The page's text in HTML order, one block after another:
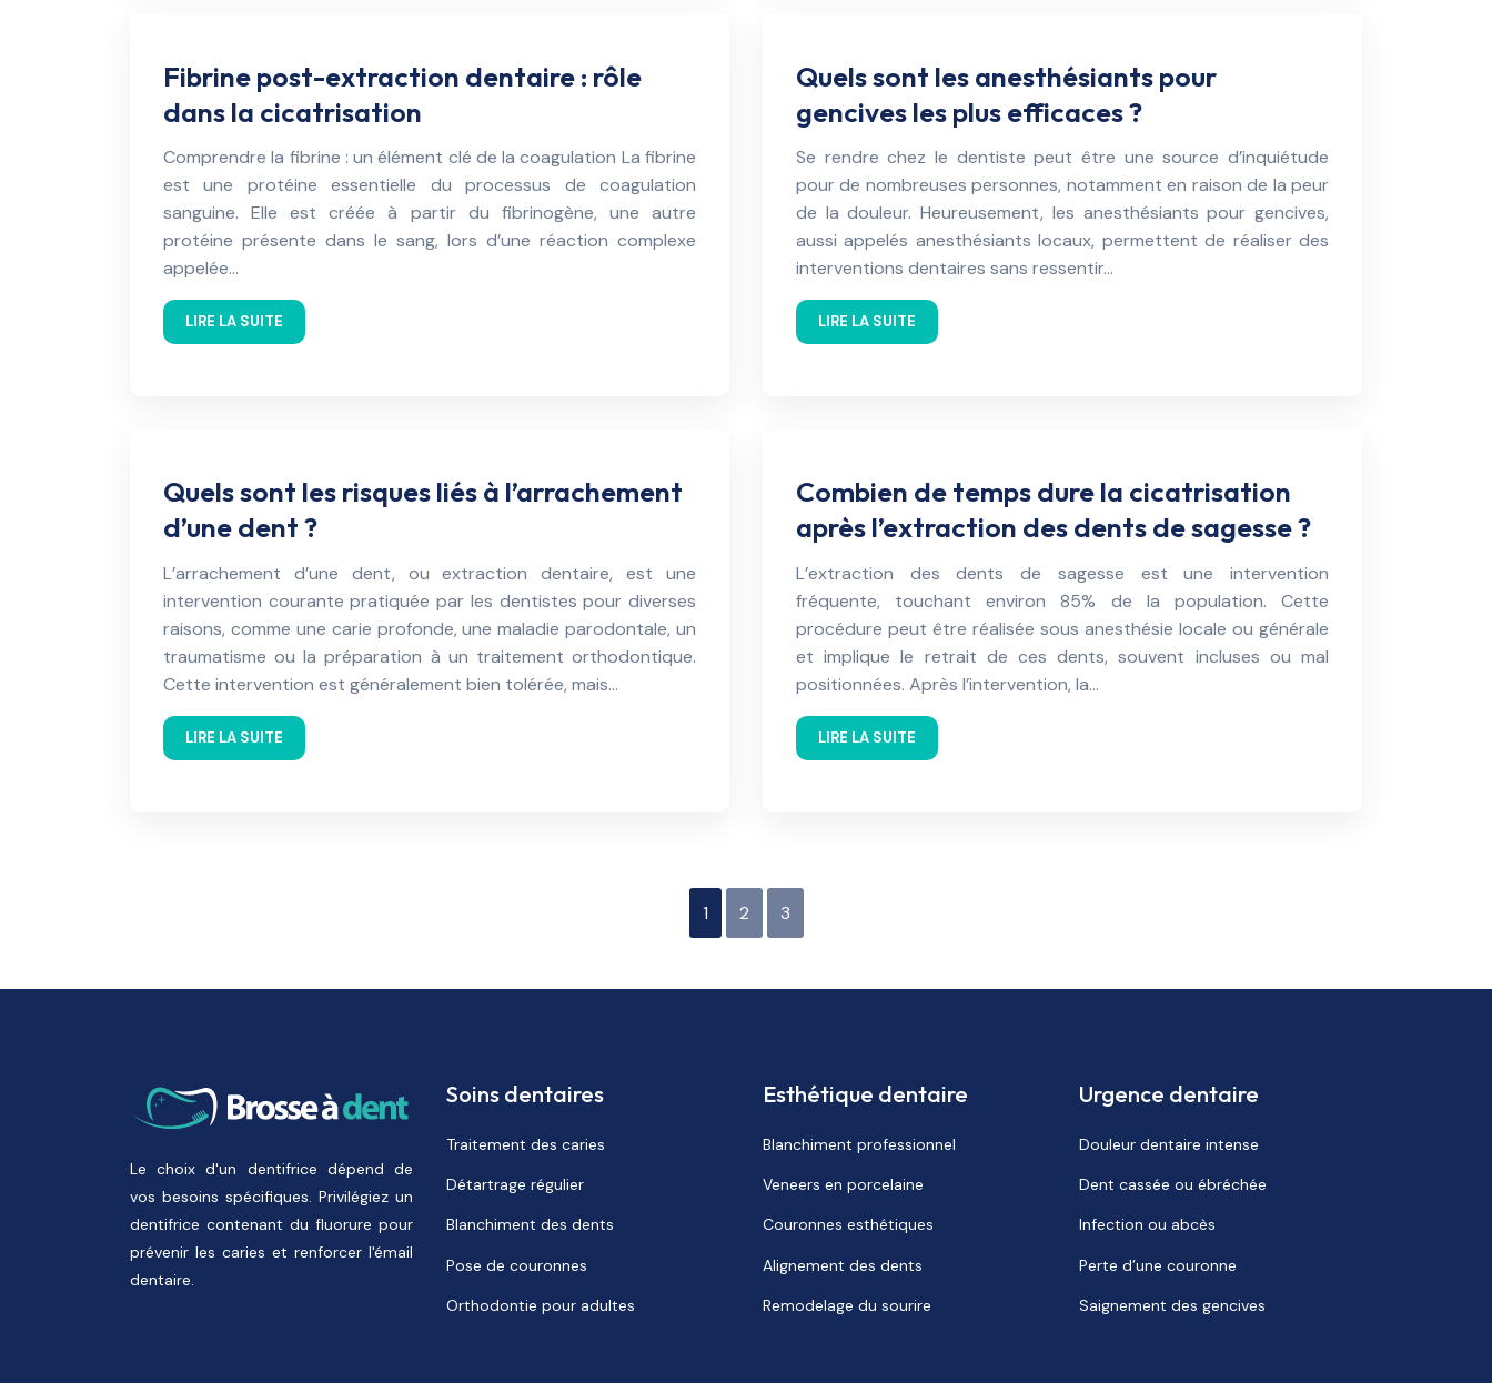
Fibrine post-extraction dentaire : rôle
dans la cicatrisation
Comprendre la fibrine : un élément clé de la coagulation La fibrine
est une protéine essentielle du processus de coagulation
sanguine. Elle est créée à partir du fibrinogène, une autre
protéine présente dans le sang, lors d’une réaction complexe
appelée…
LIRE LA SUITE
Quels sont les anesthésiants pour
gencives les plus efficaces ?
Se rendre chez le dentiste peut être une source d’inquiétude
pour de nombreuses personnes, notamment en raison de la peur
de la douleur. Heureusement, les anesthésiants pour gencives,
aussi appelés anesthésiants locaux, permettent de réaliser des
interventions dentaires sans ressentir…
LIRE LA SUITE
Quels sont les risques liés à l’arrachement
d’une dent ?
L’arrachement d’une dent, ou extraction dentaire, est une
intervention courante pratiquée par les dentistes pour diverses
raisons, comme une carie profonde, une maladie parodontale, un
traumatisme ou la préparation à un traitement orthodontique.
Cette intervention est généralement bien tolérée, mais…
LIRE LA SUITE
Combien de temps dure la cicatrisation
après l’extraction des dents de sagesse ?
L’extraction des dents de sagesse est une intervention
fréquente, touchant environ 85% de la population. Cette
procédure peut être réalisée sous anesthésie locale ou générale
et implique le retrait de ces dents, souvent incluses ou mal
positionnées. Après l’intervention, la…
LIRE LA SUITE
1 2 3
Le choix d'un dentifrice dépend de
vos besoins spécifiques. Privilégiez un
dentifrice contenant du fluorure pour
prévenir les caries et renforcer l'émail
dentaire.
Soins dentaires
Traitement des caries
Détartrage régulier
Blanchiment des dents
Pose de couronnes
Orthodontie pour adultes
Esthétique dentaire
Blanchiment professionnel
Veneers en porcelaine
Couronnes esthétiques
Alignement des dents
Remodelage du sourire
Urgence dentaire
Douleur dentaire intense
Dent cassée ou ébréchée
Infection ou abcès
Perte d’une couronne
Saignement des gencives